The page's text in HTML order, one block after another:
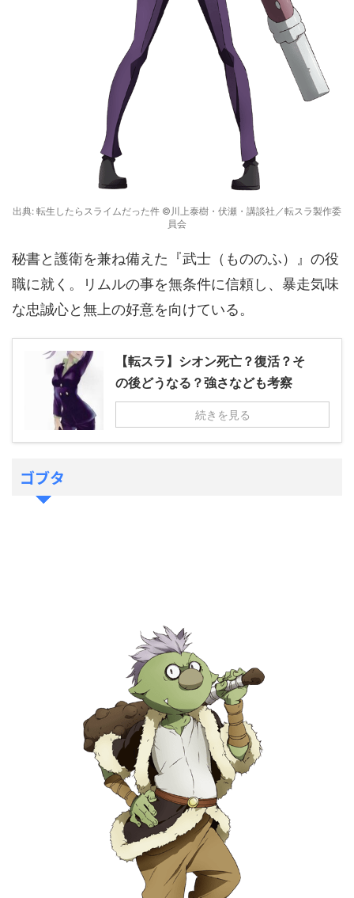
出典: 転生したらスライムだった件 ©川上泰樹・伏瀬・講談社／転スラ製作委
員会
秘書と護衛を兼ね備えた『武士（もののふ）』の役
職に就く。リムルの事を無条件に信頼し、暴走気味
な忠誠心と無上の好意を向けている。
【転スラ】シオン死亡？復活？そ
の後どうなる？強さなども考察
続きを見る
ゴブタ